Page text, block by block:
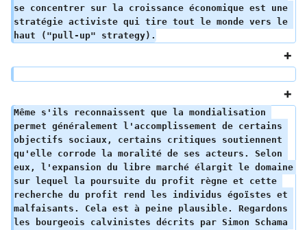
se concentrer sur la croissance économique est une
stratégie activiste qui tire tout le monde vers le
haut ("pull-up" strategy).
Même s'ils reconnaissent que la mondialisation
permet généralement l'accomplissement de certains
objectifs sociaux, certains critiques soutiennent
qu'elle corrode la moralité de ses acteurs. Selon
eux, l'expansion du libre marché élargit le domaine
sur lequel la poursuite du profit règne et cette
recherche du profit rend les individus égoïstes et
malfaisants. Cela est à peine plausible. Regardons
les bourgeois calvinistes décrits par Simon Schama